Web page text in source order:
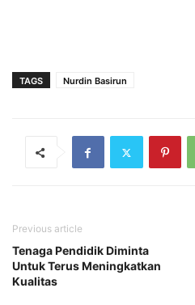
TAGS Nurdin Basirun
Previous article
Tenaga Pendidik Diminta
Untuk Terus Meningkatkan
Kualitas